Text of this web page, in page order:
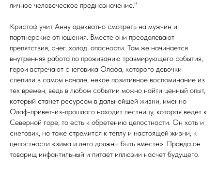
личное человеческое предназначение."
Кристоф учит Анну адекватно смотреть на мужчин и
партнерские отношения. Вместе они преодолевают
препятствия, снег, холод, опасности. Там же начинается
внутренняя работа по проживанию травмирующего события,
герои встречают снеговика Олафа, которого девочки
слепили в самом начале, некое позитивное воспоминание из
тех времен, ведь в любом событии можно найти ценный опыт,
который станет ресурсом в дальнейшей жизни, именно
Олаф-привет-из-прошлого находит лестницу, которая ведет к
Северной горе, то есть к обретению целостности. Он хоть и
снеговик, но тоже стремится к теплу и настоящей жизни, к
целостности «зима и лето должны быть вместе». Правда он
товарищ инфантильный и питает иллюзии насчет будущего.